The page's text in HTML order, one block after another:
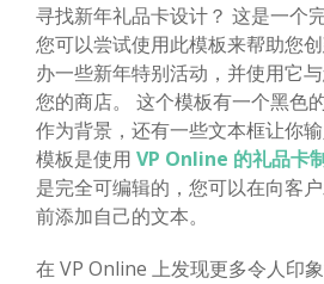
寻找新年礼品卡设计？ 这是一个
您可以尝试使用此模板来帮助您
办一些新年特别活动，并使用它
您的商店。 这个模板有一个黑色
作为背景，还有一些文本框让你
模板是使用 VP Online 的礼品卡
是完全可编辑的，您可以在向客
前添加自己的文本。
在 VP Online 上发现更多令人印